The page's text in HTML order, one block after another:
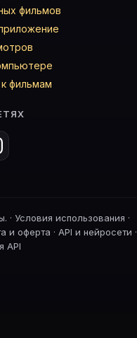
фильмов
фильмам
· Условия использования ·
и оферта · API и нейросети ·
API